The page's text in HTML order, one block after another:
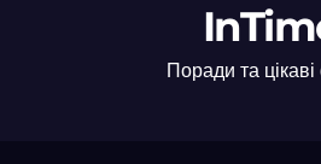
Поради та